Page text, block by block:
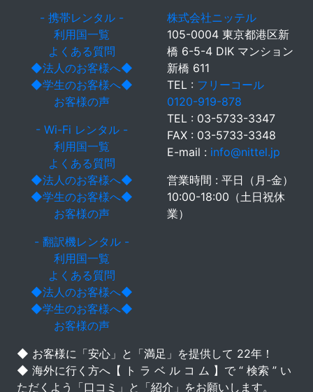
- 携帯レンタル -
利用国一覧
よくある質問
◆法人のお客様へ◆
◆学生のお客様へ◆
お客様の声
- Wi-Fi レンタル -
利用国一覧
よくある質問
◆法人のお客様へ◆
◆学生のお客様へ◆
お客様の声
- 翻訳機レンタル -
利用国一覧
よくある質問
◆法人のお客様へ◆
◆学生のお客様へ◆
お客様の声
株式会社ニッテル
105-0004 東京都港区新
橋 6-5-4 DIK マンション
新橋 611
TEL : フリーコール
0120-919-878
TEL : 03-5733-3347
FAX : 03-5733-3348
E-mail : info@nittel.jp
営業時間 : 平日（月-金）
10:00-18:00（土日祝休
業）
◆ お客様に「安心」と「満足」を提供して 22年！
◆ 海外に行く方へ【 ト ラ ベ ル コ ム 】で “ 検索 ” い
ただくよう「口コミ」と「紹介」をお願いします。